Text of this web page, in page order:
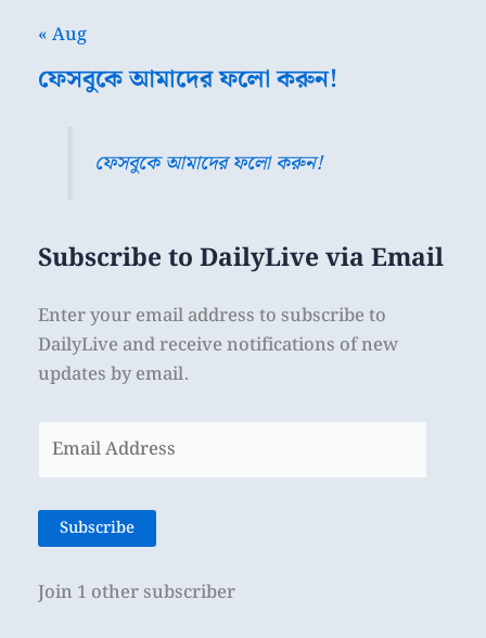
« Aug
ফেসবুকে আমাদের ফলো করুন!
ফেসবুকে আমাদের ফলো করুন!
Subscribe to DailyLive via Email
Enter your email address to subscribe to
DailyLive and receive notifications of new
updates by email.
Address
Subscribe
Join 1 other subscriber